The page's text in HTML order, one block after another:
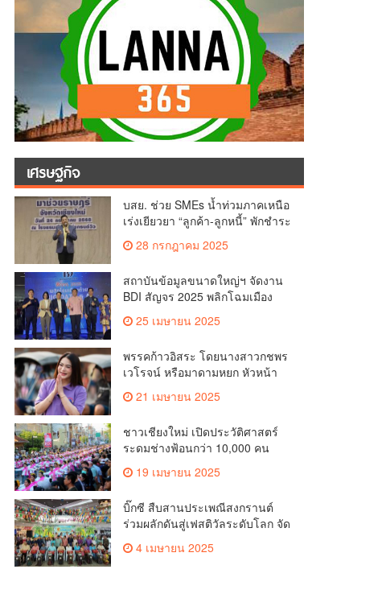
เศรษฐกิจ
บสย. ช่วย SMEs น้ำท่วมภาคเหนือ
เร่งเยียวยา “ลูกค้า-ลูกหนี้” พักชำระ
ค่าธรรมเนียม-ค่างวด
28 กรกฎาคม 2025
สถาบันข้อมูลขนาดใหญ่ฯ จัดงาน
BDI สัญจร 2025 พลิกโฉมเมือง
ด้วย Big Data & AI ครั้งที่ 2 ที่
จ.เชียงใหม่ ผลักดันการใช้ข้อมูล
คุณภาพชีวิตของชาวเชียงใหม่
25 เมษายน 2025
พรรคก้าวอิสระ โดยนางสาวกชพร
เวโรจน์ หรือมาดามหยก หัวหน้า
พรรคฯ จัดการประชุมใหญ่สามัญ
ประจำปี 2568 พรรคก้าวอิสระ ครั้ง
21 เมษายน 2025
ชาวเชียงใหม่ เปิดประวัติศาสตร์
ระดมช่างฟ้อนกว่า 10,000 คน
ร่วมบันทึกสถิติโลก Guinness
World Records สำเร็จทำลายสถิติ
7,218 คน เฉลิมฉลองในวาระครบ
รอบ 729 ปีแห่งการสถาปนาเมือง
เชียงใหม่
19 เมษายน 2025
บิ๊กซี สืบสานประเพณีสงกรานต์
ร่วมผลักดันสู่เฟสติวัลระดับโลก จัด
แคมเปญ “สาดสนุกรับสงกรานต์ที่
บิ๊กซี” อัดโปรฉ่ำ ลดสูงสุด 50%
4 เมษายน 2025